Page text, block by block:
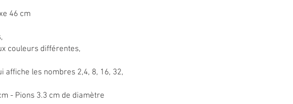
46 cm
couleurs différentes,
affiche les nombres 2,4, 8, 16, 32,
- Pions 3.3 cm de diamètre